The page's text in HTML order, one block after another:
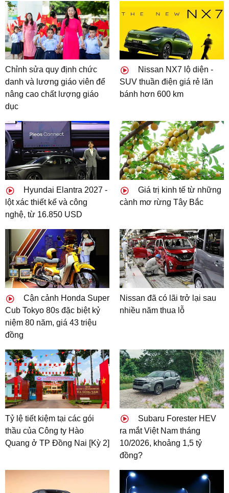
Chỉnh sửa quy định chức
danh và lương giáo viên để
nâng cao chất lượng giáo
dục
Nissan NX7 lộ diện -
SUV thuần điện giá rẻ lăn
bánh hơn 600 km
Hyundai Elantra 2027 -
lột xác thiết kế và công
nghệ, từ 16.850 USD
Giá trị kinh tế từ những
cành mơ rừng Tây Bắc
Cận cảnh Honda Super
Cub Tokyo 80s đặc biệt kỷ
niệm 80 năm, giá 43 triệu
đồng
Nissan đã có lãi trở lại sau
nhiều năm thua lỗ
Tỷ lệ tiết kiệm tại các gói
thầu của Công ty Hào
Quang ở TP Đồng Nai [Kỳ 2]
Subaru Forester HEV
ra mắt Việt Nam tháng
10/2026, khoảng 1,5 tỷ
đồng?